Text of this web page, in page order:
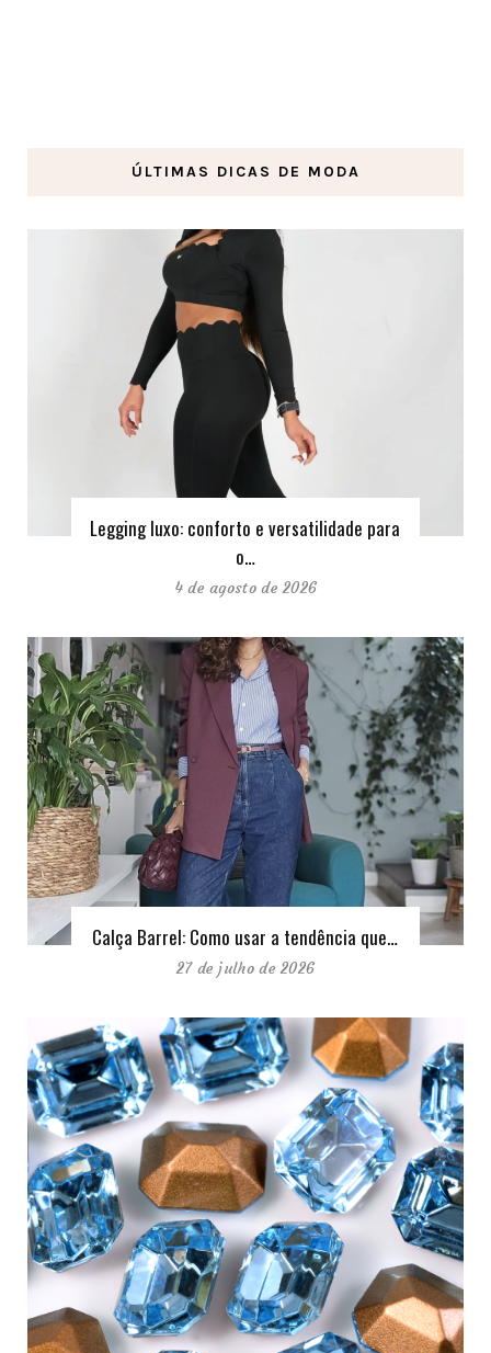
ÚLTIMAS DICAS DE MODA
Legging luxo: conforto e versatilidade para
o…
4 de agosto de 2026
Calça Barrel: Como usar a tendência que…
27 de julho de 2026